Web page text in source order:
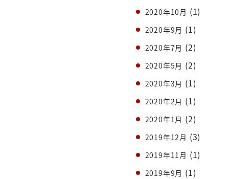
2020年10月 (1)
2020年9月 (1)
2020年7月 (2)
2020年5月 (2)
2020年3月 (1)
2020年2月 (1)
2020年1月 (2)
2019年12月 (3)
2019年11月 (1)
2019年9月 (1)